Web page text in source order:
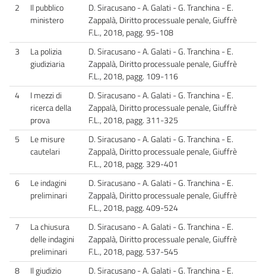
2
Il pubblico
ministero
D. Siracusano - A. Galati - G. Tranchina - E.
Zappalà, Diritto processuale penale, Giuffrè
F.L., 2018, pagg. 95-108
3
La polizia
giudiziaria
D. Siracusano - A. Galati - G. Tranchina - E.
Zappalà, Diritto processuale penale, Giuffrè
F.L., 2018, pagg. 109-116
4
I mezzi di
ricerca della
prova
D. Siracusano - A. Galati - G. Tranchina - E.
Zappalà, Diritto processuale penale, Giuffrè
F.L., 2018, pagg. 311-325
5
Le misure
cautelari
D. Siracusano - A. Galati - G. Tranchina - E.
Zappalà, Diritto processuale penale, Giuffrè
F.L., 2018, pagg. 329-401
6
Le indagini
preliminari
D. Siracusano - A. Galati - G. Tranchina - E.
Zappalà, Diritto processuale penale, Giuffrè
F.L., 2018, pagg. 409-524
7
La chiusura
delle indagini
preliminari
D. Siracusano - A. Galati - G. Tranchina - E.
Zappalà, Diritto processuale penale, Giuffrè
F.L., 2018, pagg. 537-545
8
Il giudizio
D. Siracusano - A. Galati - G. Tranchina - E.